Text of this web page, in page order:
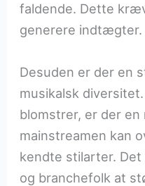
faldende. Dette
generere indtægter.
Desuden er der en
musikalsk
blomstrer, er der en
mainstreamen kan
kendte stilarter.
og branchefolk at